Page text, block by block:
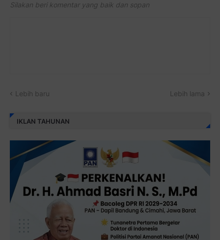
Silakan beri komentar yang baik dan sopan
Lebih baru Lebih lama
IKLAN TAHUNAN